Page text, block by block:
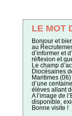
LE MOT
Bonjour et
au
d’informer et
réflexion et
Le champ
Diocésaines
Maritimes
d’une
élèves allant
A l’image de
disponible,
Bonne visite !